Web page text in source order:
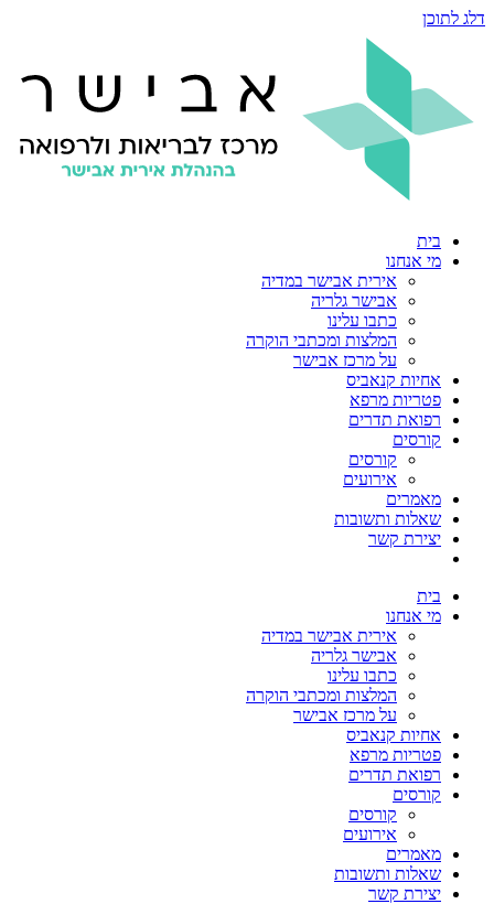
דלג לתוכן
בית
מי אנחנו
אירית אבישר במדיה
אבישר גלריה
כתבו עלינו
המלצות ומכתבי הוקרה
על מרכז אבישר
אחיות קנאביס
פטריות מרפא
רפואת תדרים
קורסים
קורסים
אירועים
מאמרים
שאלות ותשובות
יצירת קשר
בית
מי אנחנו
אירית אבישר במדיה
אבישר גלריה
כתבו עלינו
המלצות ומכתבי הוקרה
על מרכז אבישר
אחיות קנאביס
פטריות מרפא
רפואת תדרים
קורסים
קורסים
אירועים
מאמרים
שאלות ותשובות
יצירת קשר